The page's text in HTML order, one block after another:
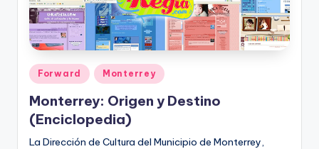
Posted
in
Forward Monterrey
Monterrey: Origen y Destino
(Enciclopedia)
La Dirección de Cultura del Municipio de Monterrey,